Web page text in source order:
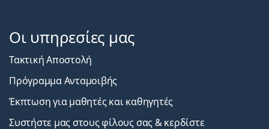
Οι υπηρεσίες μας
Τακτική Αποστολή
Πρόγραμμα Ανταμοιβής
Έκπτωση για μαθητές και καθηγητές